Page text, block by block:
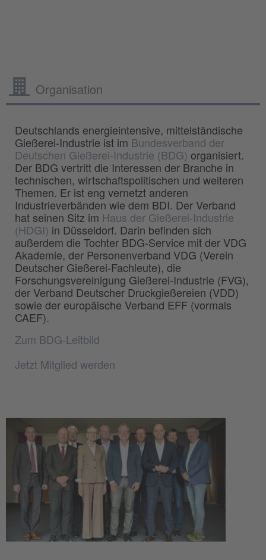
Organisation
Deutschlands energieintensive, mittelständische
Gießerei-Industrie ist im Bundesverband der
Deutschen Gießerei-Industrie (BDG) organisiert.
Der BDG vertritt die Interessen der Branche in
technischen, wirtschaftspolitischen und weiteren
Themen. Er ist eng vernetzt anderen
Industrieverbänden wie dem BDI. Der Verband
hat seinen Sitz im Haus der Gießerei-Industrie
(HDGI) in Düsseldorf. Darin befinden sich
außerdem die Tochter BDG-Service mit der VDG
Akademie, der Personenverband VDG (Verein
Deutscher Gießerei-Fachleute), die
Forschungsvereinigung Gießerei-Industrie (FVG),
der Verband Deutscher Druckgießereien (VDD)
sowie der europäische Verband EFF (vormals
CAEF).
Zum BDG-Leitbild
Jetzt Mitglied werden